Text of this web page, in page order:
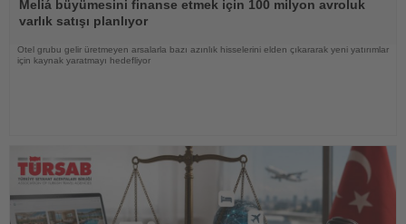
Meliá büyümesini finanse etmek için 100 milyon avroluk
varlık satışı planlıyor
Otel grubu gelir üretmeyen arsalarla bazı azınlık hisselerini elden çıkararak yeni yatırımlar
için kaynak yaratmayı hedefliyor